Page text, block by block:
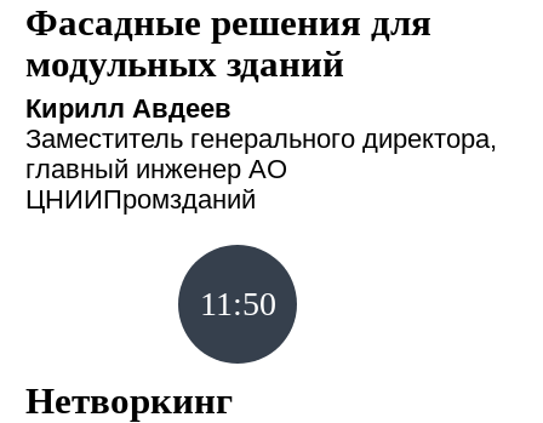
Фасадные решения для
модульных зданий
Кирилл Авдеев
Заместитель генерального директора,
главный инженер АО
ЦНИИПромзданий
11:50
Нетворкинг